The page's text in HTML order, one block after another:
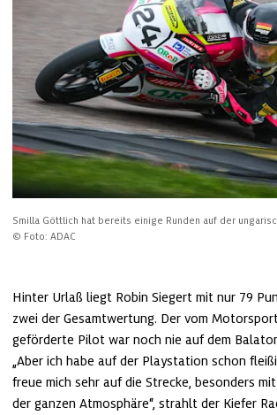
Smilla Göttlich hat bereits einige Runden auf der
© Foto: ADAC
Hinter Urlaß liegt Robin Siegert mit nur 79
zwei der Gesamtwertung. Der vom
geförderte Pilot war noch nie auf dem
„Aber ich habe auf der Playstation schon
freue mich sehr auf die Strecke, besonders
der ganzen Atmosphäre“, strahlt der Kiefer